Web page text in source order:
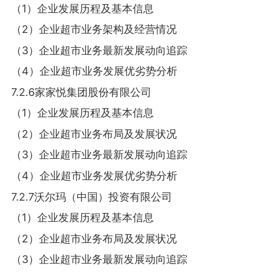
（1）企业发展历程及基本信息
（2）企业超市业务架构及经营情况
（3）企业超市业务最新发展动向追踪
（4）企业超市业务发展优劣势分析
7.2.6家家悦集团股份有限公司
（1）企业发展历程及基本信息
（2）企业超市业务布局及发展状况
（3）企业超市业务最新发展动向追踪
（4）企业超市业务发展优劣势分析
7.2.7沃尔玛（中国）投资有限公司
（1）企业发展历程及基本信息
（2）企业超市业务布局及发展状况
（3）企业超市业务最新发展动向追踪